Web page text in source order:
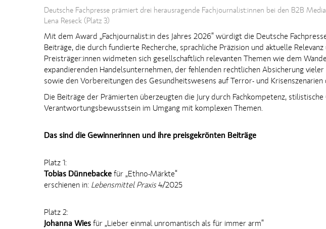
Deutsche Fachpresse prämiert drei herausragende Fachjournalist:innen bei den B2B
Lena Reseck (Platz 3)
Mit dem Award „Fachjournalist:in des Jahres 2026“ würdigt die Deutsche
Beiträge, die durch fundierte Recherche, sprachliche Präzision und aktuelle
Preisträger:innen widmeten sich gesellschaftlich relevanten Themen wie dem
expandierenden Handelsunternehmen, der fehlenden rechtlichen Absicherung
sowie den Vorbereitungen des Gesundheitswesens auf Terror- und
Die Beiträge der Prämierten überzeugten die Jury durch Fachkompetenz,
Verantwortungsbewusstsein im Umgang mit komplexen Themen.
Das sind die Gewinnerinnen und ihre preisgekrönten Beiträge
Platz 1:
Tobias Dünnebacke für „Ethno-Märkte“
erschienen in: Lebensmittel Praxis4/2025
Platz 2:
Johanna Wies für „Lieber einmal unromantisch als für immer arm“